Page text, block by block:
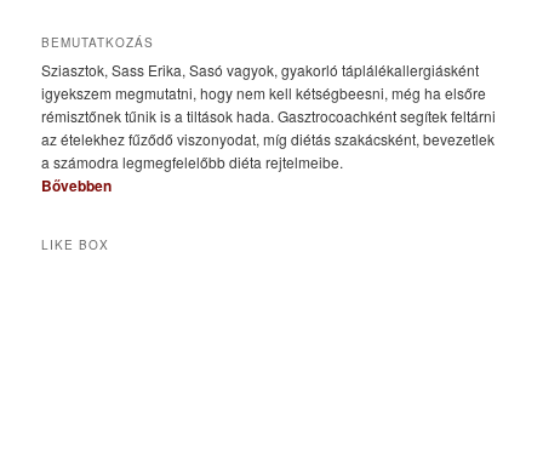
BEMUTATKOZÁS
Sziasztok, Sass Erika, Sasó vagyok, gyakorló táplálékallergiásként
igyekszem megmutatni, hogy nem kell kétségbeesni, még ha elsőre
rémisztőnek tűnik is a tiltások hada. Gasztrocoachként segítek feltárni
az ételekhez fűződő viszonyodat, míg diétás szakácsként, bevezetlek
a számodra legmegfelelőbb diéta rejtelmeibe.
Bővebben
LIKE BOX